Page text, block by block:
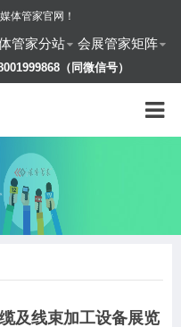
体管家官网 ！
管家分站
会展管家矩阵
（同微信号）
及线束加工设备展览